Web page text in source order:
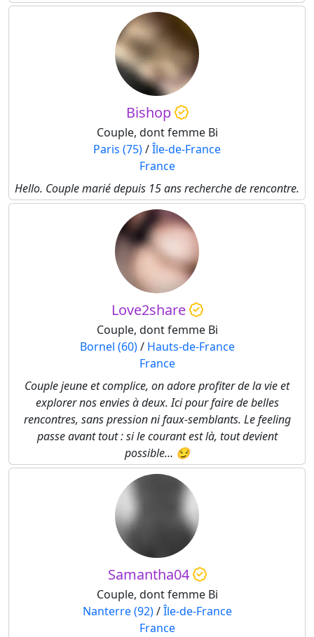
Bishop
Couple, dont femme Bi
Paris (75)/Île-de-France
France
Hello. Couple marié depuis 15 ans recherche de rencontre.
Love2share
Couple, dont femme Bi
Bornel (60)/ Hauts-de-France
France
Couple jeune et complice, on adore profiter de la vie et
explorer nos envies à deux. Ici pour faire de belles
rencontres, sans pression ni faux-semblants. Le feeling
passe avant tout : si le courant est là, tout devient
possible… 😏
Samantha04
Couple, dont femme Bi
Nanterre (92)/Île-de-France
France